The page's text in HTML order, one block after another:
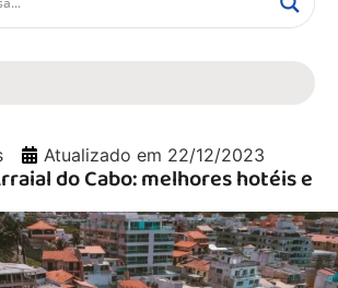
Atualizado em 22/12/2023
do Cabo: melhores hotéis e